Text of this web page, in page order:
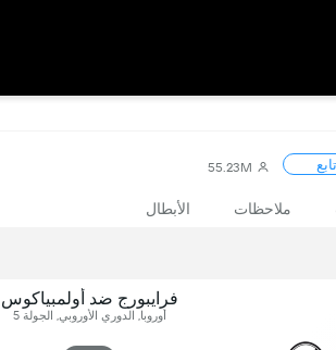
تابع 55.23M
ملاحظات الأبطال
فرايبورج ضد أولمبياكوس
أوروبا, الدوري الأوروبي, الجولة 5